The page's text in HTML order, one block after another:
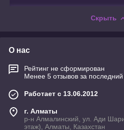
Скрыть
О нас
Рейтинг не сформирован
Менее 5 отзывов за последний
Работает с 13.06.2012
г. Алматы
р-н Алмалинский, ул. Ади
этаж), Алматы, Казахстан